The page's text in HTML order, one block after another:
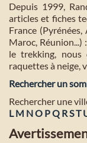
Depuis 1999,
articles et fiches
France (Pyrénées,
Maroc,
le trekking, nous
raquettes à neige,
Rechercher un
Rechercher une
L M NO PQ RST